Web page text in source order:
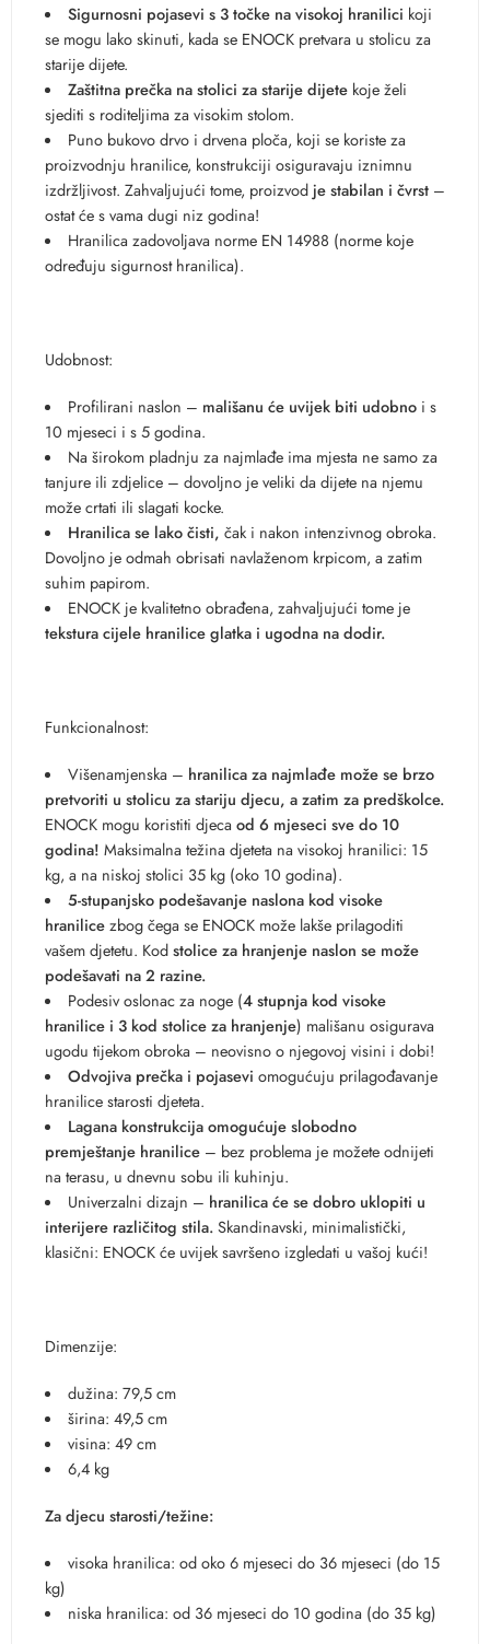
Sigurnosni pojasevi s 3 točke na visokoj hranilici koji
se mogu lako skinuti, kada se ENOCK pretvara u stolicu za
starije dijete.
Zaštitna prečka na stolici za starije dijetekoje želi
sjediti s roditeljima za visokim stolom.
Puno bukovo drvo i drvena ploča, koji se koriste za
proizvodnju hranilice, konstrukciji osiguravaju iznimnu
izdržljivost. Zahvaljujući tome, proizvodje stabilan i čvrst –
ostat će s vama dugi niz godina!
Hranilica zadovoljava norme EN 14988 (norme koje
određuju sigurnost hranilica).
Udobnost:
Profilirani naslon – mališanu će uvijek biti udobnoi s
10 mjeseci i s 5 godina.
Na širokom pladnju za najmlađe ima mjesta ne samo za
tanjure ili zdjelice – dovoljno je veliki da dijete na njemu
može crtati ili slagati kocke.
Hranilica se lako čisti, čak i nakon intenzivnog obroka.
Dovoljno je odmah obrisati navlaženom krpicom, a zatim
suhim papirom.
ENOCK je kvalitetno obrađena, zahvaljujući tome je
tekstura cijele hranilice glatka i ugodna na dodir.
Funkcionalnost:
Višenamjenska – hranilica za najmlađe može se brzo
pretvoriti u stolicu za stariju djecu, a zatim za predškolce.
ENOCK mogu koristiti djeca od 6 mjeseci sve do 10
godina! Maksimalna težina djeteta na visokoj hranilici: 15
kg, a na niskoj stolici 35 kg (oko 10 godina).
5-stupanjsko podešavanje naslona kod visoke
hranilicezbog čega se ENOCK može lakše prilagoditi
vašem djetetu. Kodstolice za hranjenje naslon se može
podešavati na 2 razine.
Podesiv oslonac za noge (4 stupnja kod visoke
hranilice i 3 kod stolice za hranjenje) mališanu osigurava
ugodu tijekom obroka – neovisno o njegovoj visini i dobi!
Odvojiva prečka i pojasevi omogućuju prilagođavanje
hranilice starosti djeteta.
Lagana konstrukcija omogućuje slobodno
premještanje hranilice – bez problema je možete odnijeti
na terasu, u dnevnu sobu ili kuhinju.
Univerzalni dizajn – hranilica će se dobro uklopiti u
interijere različitog stila.Skandinavski, minimalistički,
klasični: ENOCK će uvijek savršeno izgledati u vašoj kući!
Dimenzije:
dužina: 79,5 cm
širina: 49,5 cm
visina: 49 cm
6,4 kg
Za djecu starosti/težine:
visoka hranilica: od oko 6 mjeseci do 36 mjeseci (do 15
kg)
niska hranilica: od 36 mjeseci do 10 godina (do 35 kg)